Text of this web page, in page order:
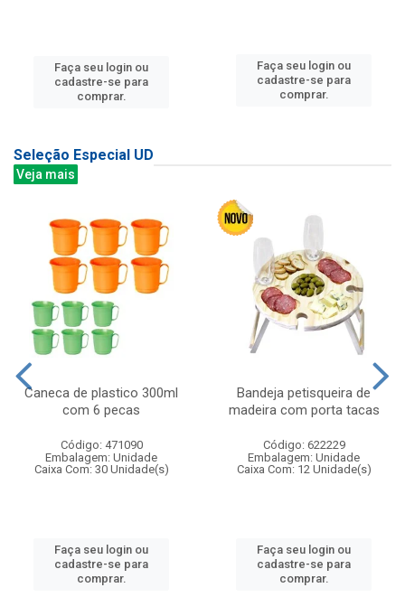
Faça seu login ou
cadastre-se para
comprar.
Faça seu login ou
cadastre-se para
comprar.
Seleção Especial UD
Veja mais
Caneca de plastico 300ml
com 6 pecas
Código: 471090
Embalagem: Unidade
Caixa Com: 30 Unidade(s)
Faça seu login ou
cadastre-se para
comprar.
Bandeja petisqueira de
madeira com porta tacas
Código: 622229
Embalagem: Unidade
Caixa Com: 12 Unidade(s)
Faça seu login ou
cadastre-se para
comprar.